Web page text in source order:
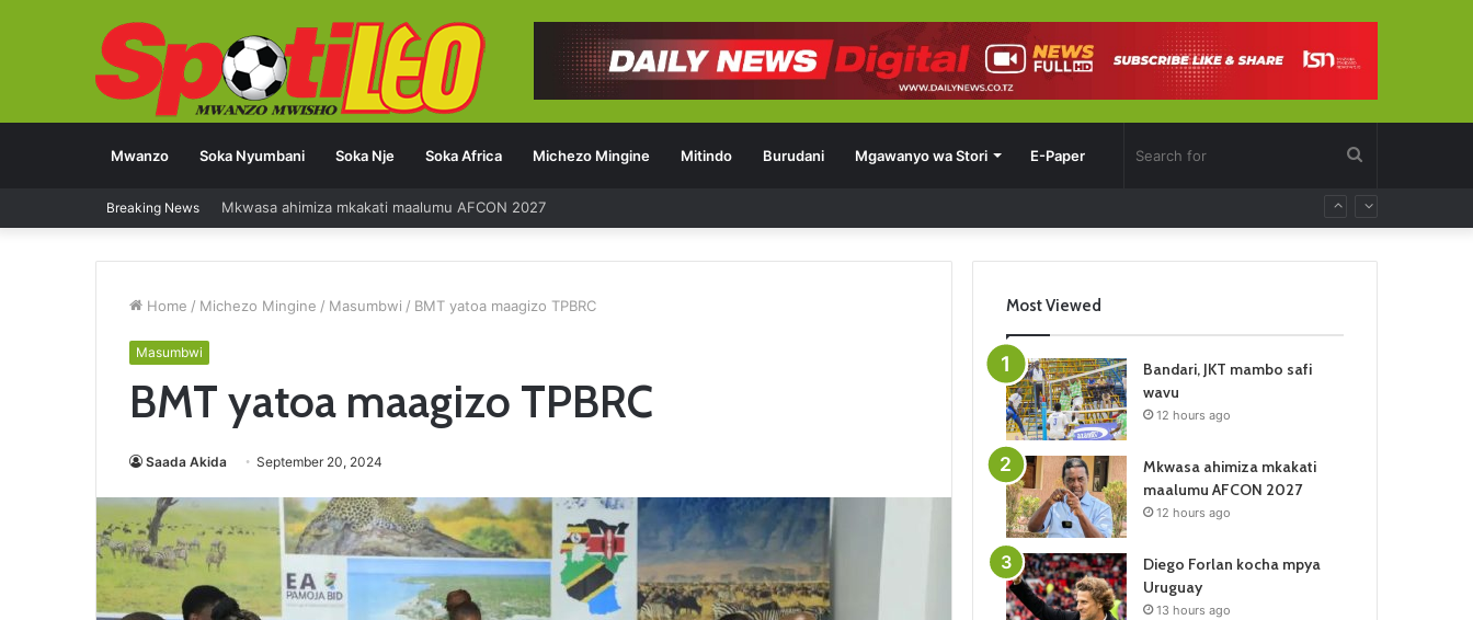
Mwanzo Soka Nyumbani Soka Nje Soka Africa Michezo Mingine Mitindo Burudani Mgawanyo wa Stori E-Paper
Breaking News Mkwasa ahimiza mkakati maalumu AFCON 2027
Home / Michezo Mingine / Masumbwi / BMT yatoa maagizo TPBRC
Masumbwi
BMT yatoa maagizo TPBRC
Saada Akida September 20, 2024
Most Viewed
Bandari, JKT mambo safi
wavu
12 hours ago
Mkwasa ahimiza mkakati
maalumu AFCON 2027
12 hours ago
Diego Forlan kocha mpya
Uruguay
13 hours ago